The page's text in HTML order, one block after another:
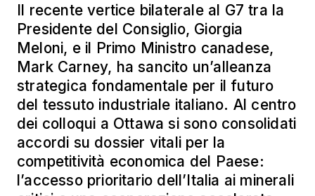
Il recente vertice bilaterale al G7 tra la
Presidente del Consiglio, Giorgia
Meloni, e il Primo Ministro canadese,
Mark Carney, ha sancito un’alleanza
strategica fondamentale per il futuro
del tessuto industriale italiano. Al centro
dei colloqui a Ottawa si sono consolidati
accordi su dossier vitali per la
competitività economica del Paese:
l’accesso prioritario dell’Italia ai minerali